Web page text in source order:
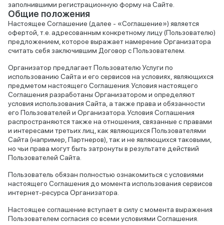
заполнившими регистрационную форму на Сайте.
Общие положения
Настоящее Соглашение (далее - «Соглашение») является
офертой, т.е. адресованным конкретному лицу (Пользователю)
предложением, которое выражает намерение Организатора
считать себя заключившим Договор с Пользователем.
Организатор предлагает Пользователю Услуги по
использованию Сайта и его сервисов на условиях, являющихся
предметом настоящего Соглашения. Условия настоящего
Соглашения разработаны Организатором и определяют
условия использования Сайта, а также права и обязанности
его Пользователей и Организатора. Условия Соглашения
распространяются также на отношения, связанные с правами
и интересами третьих лиц, как являющихся Пользователями
Сайта (например, Партнеров), так и не являющихся таковыми,
но чьи права могут быть затронуты в результате действий
Пользователей Сайта.
Пользователь обязан полностью ознакомиться с условиями
настоящего Соглашения до момента использования сервисов
интернет-ресурса Организатора.
Настоящее соглашение вступает в силу с момента выражения
Пользователем согласия со всеми условиями Соглашения.